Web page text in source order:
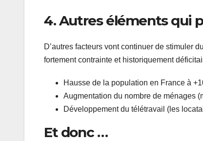
4. Autres éléments qui
D’autres facteurs vont continuer de stimuler
fortement contrainte et historiquement
Hausse de la population en France à
Augmentation du nombre de ménages
Développement du télétravail (les
Et donc …